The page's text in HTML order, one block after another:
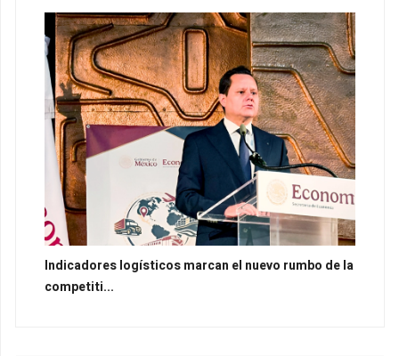
Indicadores logísticos marcan el nuevo rumbo de la
competiti...